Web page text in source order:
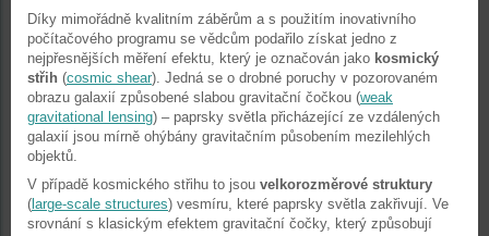
Díky mimořádně kvalitním záběrům a s použitím inovativního
počítačového programu se vědcům podařilo získat jedno z
nejpřesnějších měření efektu, který je označován jako kosmický
střih (cosmic shear). Jedná se o drobné poruchy v pozorovaném
obrazu galaxií způsobené slabou gravitační čočkou (weak
gravitational lensing) – paprsky světla přicházející ze vzdálených
galaxií jsou mírně ohýbány gravitačním působením mezilehlých
objektů.
V případě kosmického střihu to jsou velkorozměrové struktury
( large-scale structures) vesmíru, které paprsky světla zakřivují. Ve
srovnání s klasickým efektem gravitační čočky, který způsobují